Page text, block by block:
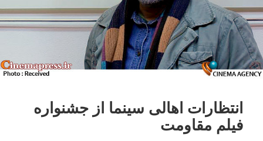
انتظارات اهالی سینما از جشنواره
فیلم مقاومت